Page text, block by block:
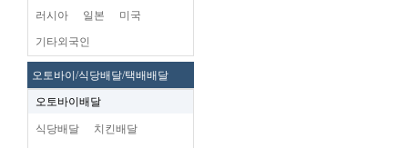
러시아 일본 미국
기타외국인
오토바이/식당배달/택배배달
오토바이배달
식당배달 치킨배달